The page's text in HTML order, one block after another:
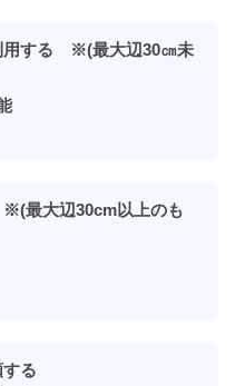
用する ※(最大辺30㎝未
最大辺30cm以上のも
る